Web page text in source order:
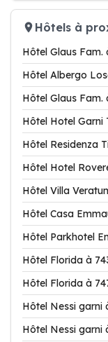
Hôtels à
Hôtel Glaus Fam.
Hôtel Albergo
Hôtel Glaus Fam.
Hôtel Hotel Garni
Hôtel Residenza
Hôtel Hotel
Hôtel Villa
Hôtel Casa
Hôtel Parkhotel
Hôtel Florida à
Hôtel Florida à
Hôtel Nessi garni
Hôtel Nessi garni